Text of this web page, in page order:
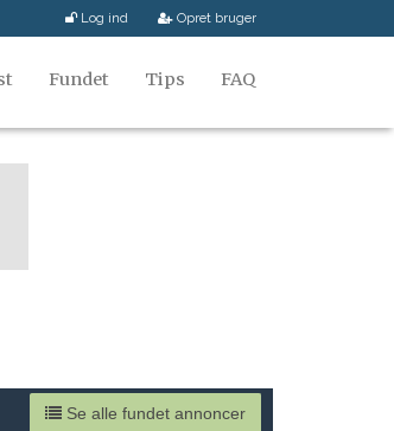
Log ind Opret bruger
Fundet Tips FAQ
Se alle fundet annoncer